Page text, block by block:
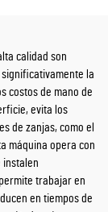
calidad son
la
costos de mano de
evita los
de zanjas, como el
máquina opera con
instalen
trabajar en
en tiempos de